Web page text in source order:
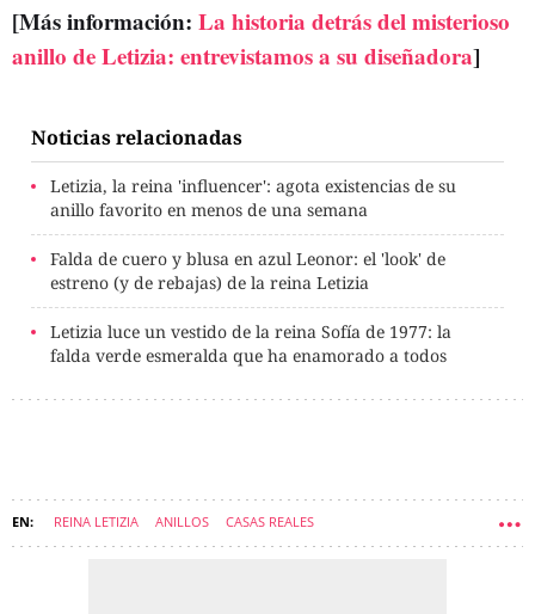
[Más información: La historia detrás del misterioso
anillo de Letizia: entrevistamos a su diseñadora]
Noticias relacionadas
Letizia, la reina 'influencer': agota existencias de su
anillo favorito en menos de una semana
Falda de cuero y blusa en azul Leonor: el 'look' de
estreno (y de rebajas) de la reina Letizia
Letizia luce un vestido de la reina Sofía de 1977: la
falda verde esmeralda que ha enamorado a todos
REINA LETIZIA ANILLOS CASAS REALES